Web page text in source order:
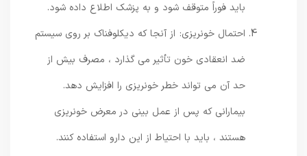
باید فوراً متوقف شود و به پزشک اطلاع داده شود.
احتمال خونریزی: از آنجا که دیکلوفناک بر روی سیستم
ضد انعقادی خون تأثیر می‌ گذارد ، مصرف بیش از
حد آن می ‌تواند خطر خونریزی را افزایش دهد.
بیمارانی که پس از عمل بینی در معرض خونریزی
هستند ، باید با احتیاط از این دارو استفاده کنند.